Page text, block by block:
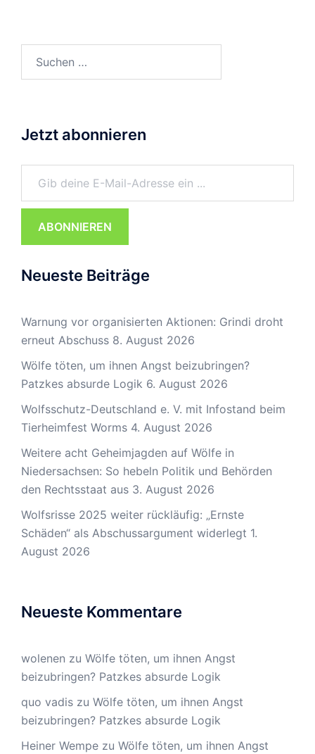
Jetzt abonnieren
Gib deine E-Mail-Adresse ein ...
ABONNIEREN
Neueste Beiträge
Warnung vor organisierten Aktionen: Grindi droht
erneut Abschuss 8. August 2026
Wölfe töten, um ihnen Angst beizubringen?
Patzkes absurde Logik 6. August 2026
Wolfsschutz-Deutschland e. V. mit Infostand beim
Tierheimfest Worms 4. August 2026
Weitere acht Geheimjagden auf Wölfe in
Niedersachsen: So hebeln Politik und Behörden
den Rechtsstaat aus 3. August 2026
Wolfsrisse 2025 weiter rückläufig: „Ernste
Schäden“ als Abschussargument widerlegt 1.
August 2026
Neueste Kommentare
wolenen zu Wölfe töten, um ihnen Angst
beizubringen? Patzkes absurde Logik
quo vadis zu Wölfe töten, um ihnen Angst
beizubringen? Patzkes absurde Logik
Heiner Wempe zu Wölfe töten, um ihnen Angst